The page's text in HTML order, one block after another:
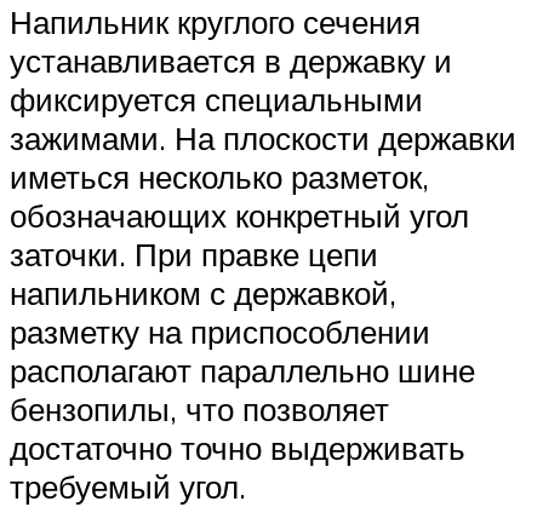
Напильник круглого сечения
устанавливается в державку и
фиксируется специальными
зажимами. На плоскости державки
иметься несколько разметок,
обозначающих конкретный угол
заточки. При правке цепи
напильником с державкой,
разметку на приспособлении
располагают параллельно шине
бензопилы, что позволяет
достаточно точно выдерживать
требуемый угол.